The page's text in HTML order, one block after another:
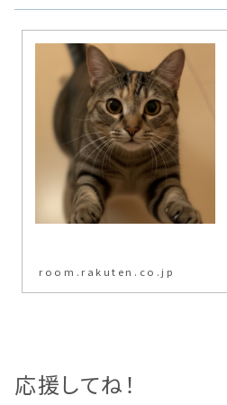
room.rakuten.co.jp
応援してね！